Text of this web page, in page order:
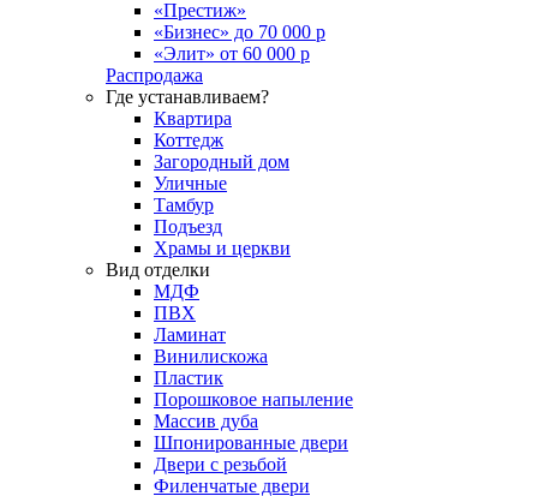
«Престиж»
«Бизнес» до 70 000 р
«Элит» от 60 000 р
Распродажа
Где устанавливаем?
Квартира
Коттедж
Загородный дом
Уличные
Тамбур
Подъезд
Храмы и церкви
Вид отделки
МДФ
ПВХ
Ламинат
Винилискожа
Пластик
Порошковое напыление
Массив дуба
Шпонированные двери
Двери с резьбой
Филенчатые двери